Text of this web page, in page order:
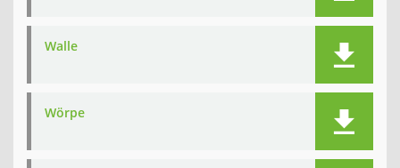
Walle
Wörpe